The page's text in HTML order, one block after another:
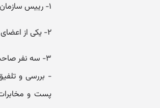
۱- رییس سازمان نظام مهندسی ساختمان استان.
۲- یکی از اعضای شورای اسلامی استان به انتخاب شورای استان.
- بررسی و